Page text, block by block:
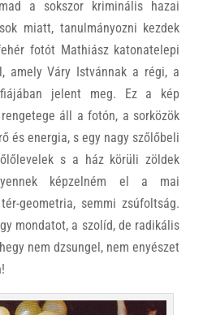
a sokszor kriminális hazai
miatt, tanulmányozni kezdek
fotót Mathiász katonatelepi
amely Váry Istvánnak a régi, a
jelent meg. Ez a kép
áll a fotón, a sorközök
és energia, s egy nagy szőlőbeli
s a ház körüli zöldek
képzelném el a mai
geometria, semmi zsúfoltság.
mondatot, a szolíd, de radikális
nem dzsungel, nem enyészet